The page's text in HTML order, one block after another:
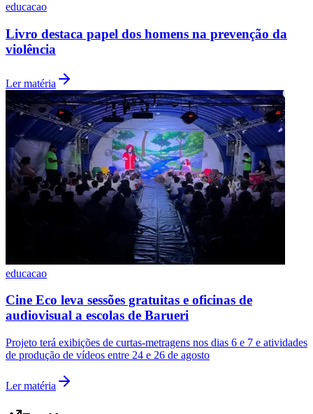
Cruzeiro
educacao
Livro destaca papel dos homens na prevenção da
violência
Ler matéria
educacao
Cine Eco leva sessões gratuitas e oficinas de
audiovisual a escolas de Barueri
Projeto terá exibições de curtas-metragens nos dias 6 e 7 e atividades
de produção de vídeos entre 24 e 26 de agosto
Ler matéria